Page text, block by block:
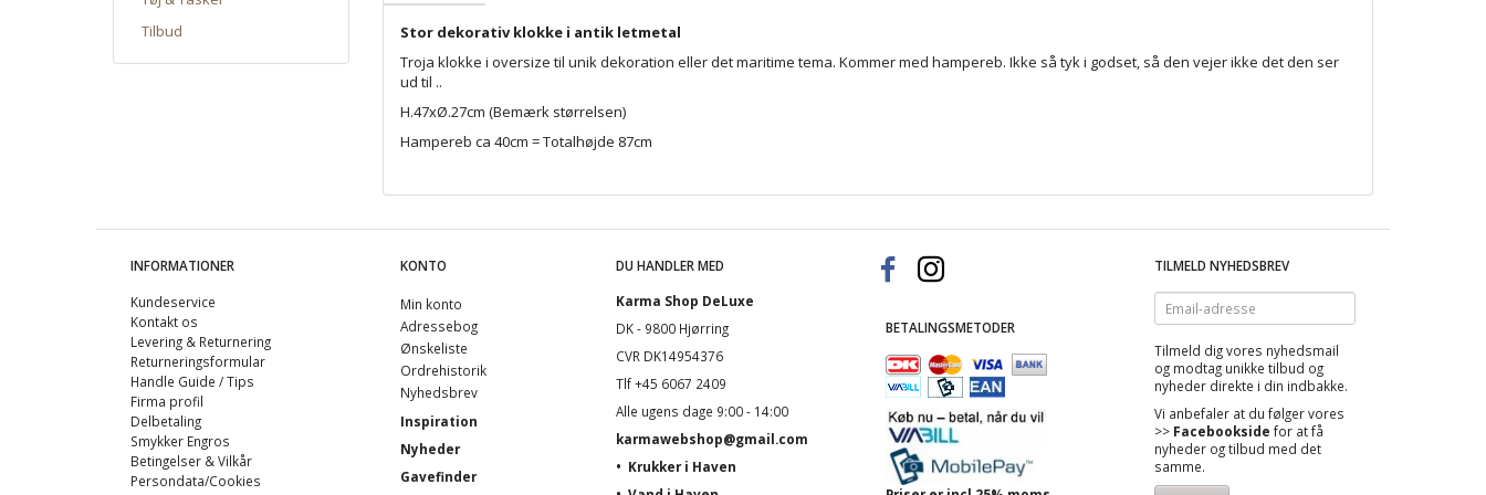
Tilbud
Stor dekorativ klokke i antik letmetal
Troja klokke i oversize til unik dekoration eller det maritime tema. Kommer med hampereb. Ikke så tyk i godset, så den vejer ikke det den ser
ud til ..
H.47xØ.27cm (Bemærk størrelsen)
Hampereb ca 40cm = Totalhøjde 87cm
INFORMATIONER
Kundeservice
Kontakt os
Levering & Returnering
Returneringsformular
Handle Guide / Tips
Firma profil
Delbetaling
Smykker Engros
Betingelser & Vilkår
Persondata/Cookies
KONTO
Min konto
Adressebog
Ønskeliste
Ordrehistorik
Nyhedsbrev
Inspiration
Nyheder
Gavefinder
DU HANDLER MED
Karma Shop DeLuxe
DK - 9800 Hjørring
CVR DK14954376
Tlf +45 6067 2409
Alle ugens dage 9:00 - 14:00
karmawebshop@gmail.com
• Krukker i Haven
BETALINGSMETODER
TILMELD NYHEDSBREV
Email-
adresse
Tilmeld dig vores nyhedsmail
og modtag unikke tilbud og
nyheder direkte i din indbakke.
Vi anbefaler at du følger vores
>> Facebookside for at få
nyheder og tilbud med det
samme.